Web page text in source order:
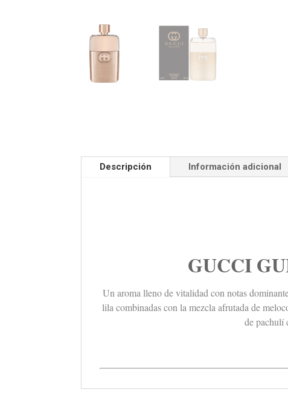
Descripción Información adicional
GUCCI
Un aroma lleno de vitalidad connotas
lila combinadas con la mezcla afrutada de
de pachulí